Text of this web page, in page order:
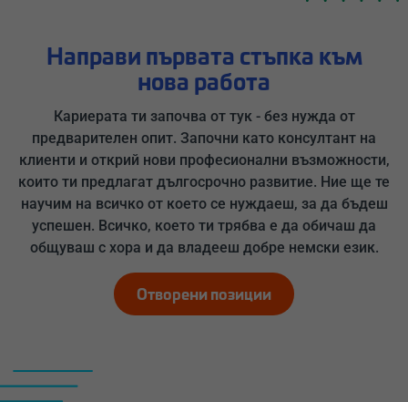
Направи първата стъпка към
нова работа
Кариерата ти започва от тук - без нужда от
предварителен опит. Започни като консултант на
клиенти и открий нови професионални възможности,
които ти предлагат дългосрочно развитие. Ние ще те
научим на всичко от което се нуждаеш, за да бъдеш
успешен. Всичко, което ти трябва е да обичаш да
общуваш с хора и да владееш добре немски език.
Отворени позиции